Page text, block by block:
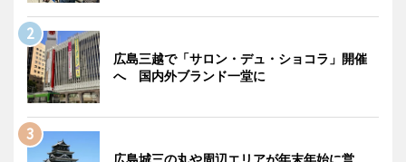
広島三越で「サロン・デュ・ショコラ」開催
へ 国内外ブランド一堂に